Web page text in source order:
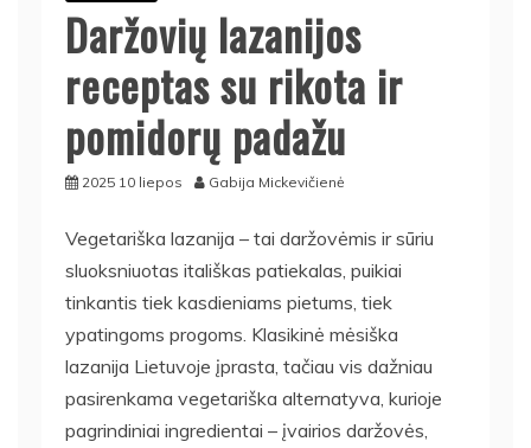
Daržovių lazanijos
receptas su rikota ir
pomidorų padažu
2025 10 liepos Gabija Mickevičienė
Vegetariška lazanija – tai daržovėmis ir sūriu
sluoksniuotas itališkas patiekalas, puikiai
tinkantis tiek kasdieniams pietums, tiek
ypatingoms progoms. Klasikinė mėsiška
lazanija Lietuvoje įprasta, tačiau vis dažniau
pasirenkama vegetariška alternatyva, kurioje
pagrindiniai ingredientai – įvairios daržovės,